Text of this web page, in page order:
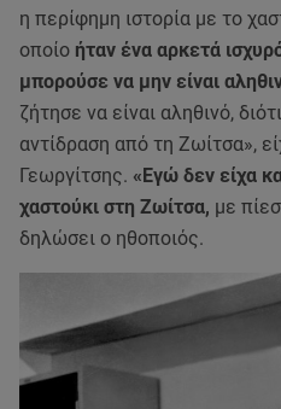
η περίφημη ιστορία με το
οποίο ήταν ένα αρκετά
μπορούσε να μην είναι
ζήτησε να είναι αληθινό,
αντίδραση από τη Ζωίτσα»,
Γεωργίτσης. «Εγώ δεν είχα
χαστούκι στη Ζωίτσα, με
δηλώσει ο ηθοποιός.